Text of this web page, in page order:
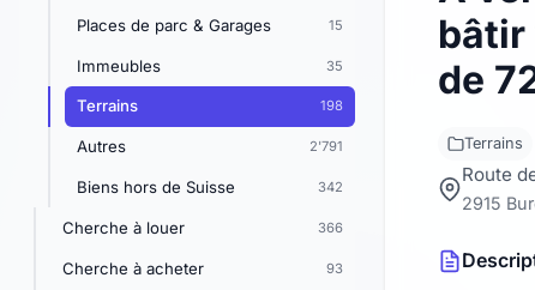
Places de parc & Garages 15
Immeubles 35
Terrains 198
Autres 2'791
Biens hors de Suisse 342
Cherche à louer 366
Cherche à acheter 93
bâtir
de
Terrains
Route
2915